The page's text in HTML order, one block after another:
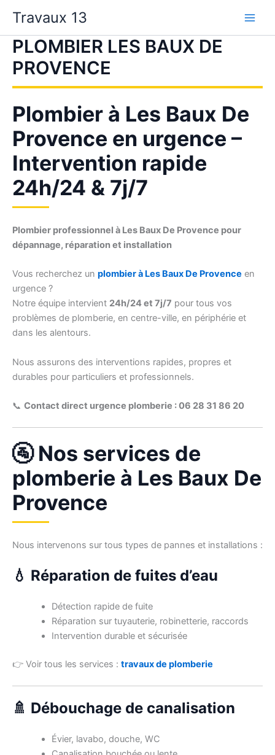
contenu
Travaux 13
PLOMBIER LES BAUX DE
PROVENCE
Plombier à Les Baux De
Provence en urgence –
Intervention rapide
24h/24 & 7j/7
Plombier professionnel à Les Baux De Provence pour
dépannage, réparation et installation
Vous recherchez un plombier à Les Baux De Provence en
urgence ?
Notre équipe intervient 24h/24 et 7j/7 pour tous vos
problèmes de plomberie, en centre-ville, en périphérie et
dans les alentours.
Nous assurons des interventions rapides, propres et
durables pour particuliers et professionnels.
📞 Contact direct urgence plomberie : 06 28 31 86 20
🚰 Nos services de
plomberie à Les Baux De
Provence
Nous intervenons sur tous types de pannes et installations :
💧 Réparation de fuites d’eau
Détection rapide de fuite
Réparation sur tuyauterie, robinetterie, raccords
Intervention durable et sécurisée
👉 Voir tous les services : travaux de plomberie
🚿 Débouchage de canalisation
Évier, lavabo, douche, WC